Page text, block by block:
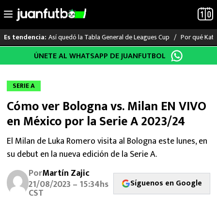
al
Es tendencia: Así quedó la Tabla General de Leagues Cup Por qué
LO ÚLTIMO
LIGA MX
RAYADOS
ATLANTE
SELECCIÓN MEXICANA
ÚNETE AL WHATSAPP DE JUANFUTBOL
SERIE A
Cómo ver Bologna vs. Milan EN VIVO
en México por la Serie A 2023/24
El Milan de Luka Romero visita al Bologna este lunes, en
su debut en la nueva edición de la Serie A.
PorMartín Zajic
21/08/2023 – 15:34hs
CST
Síguenos en Google